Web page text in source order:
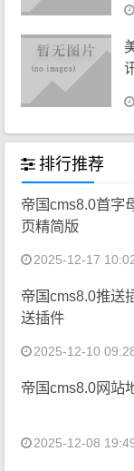
排行推荐
帝国cms8.0首字
页精简版
2025-12-17
帝国cms8.0推送
送插件
2025-12-10
帝国cms8.0网站
2025-12-08